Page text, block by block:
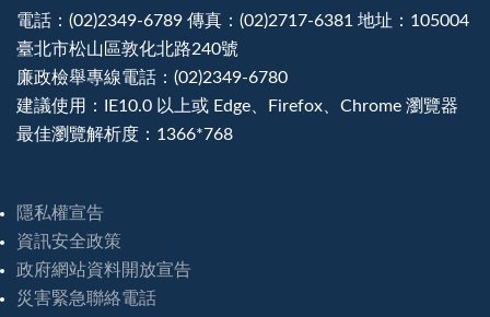
電話：(02)2349-6789 傳真：(02)2717-6381 地址：105004
臺北市松山區敦化北路240號
廉政檢舉專線電話：(02)2349-6780
建議使用：IE10.0 以上或 Edge、Firefox、Chrome 瀏覽器
最佳瀏覽解析度：1366*768
隱私權宣告
資訊安全政策
政府網站資料開放宣告
災害緊急聯絡電話